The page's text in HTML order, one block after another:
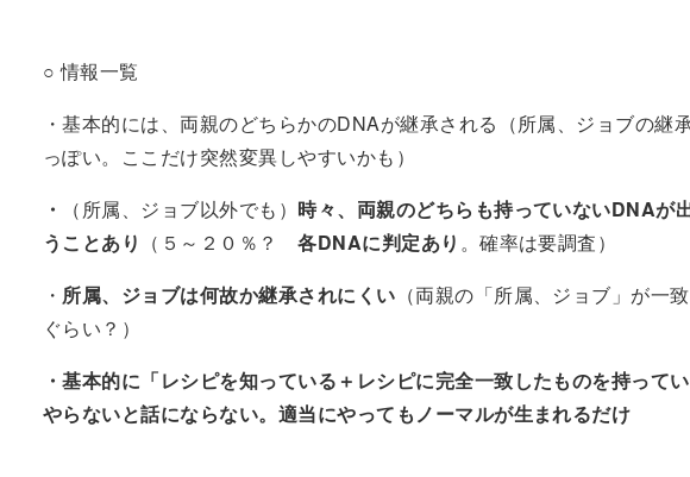
○ 情報一覧
・基本的には、両親のどちらかのDNAが継承される（所属、ジョブの継
っぽい。ここだけ突然変異しやすいかも）
・
（所属、ジョブ以外でも） 時々、両親のどちらも持っていないDNAが
うことあり （５～２０％？各DNAに判定あり 。確率は要調査）
・ 所属、ジョブは何故か継承されにくい （両親の「所属、ジョブ」が一
ぐらい？）
・基本的に「レシピを知っている＋レシピに完全一致したものを持って
やらないと話にならない。適当にやってもノーマルが生まれるだけ